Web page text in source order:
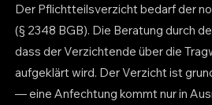
Der Pflichtteilsverzicht bedarf der
(§ 2348 BGB). Die Beratung durch
dass der Verzichtende über die
aufgeklärt wird. Der Verzicht ist
— eine Anfechtung kommt nur in